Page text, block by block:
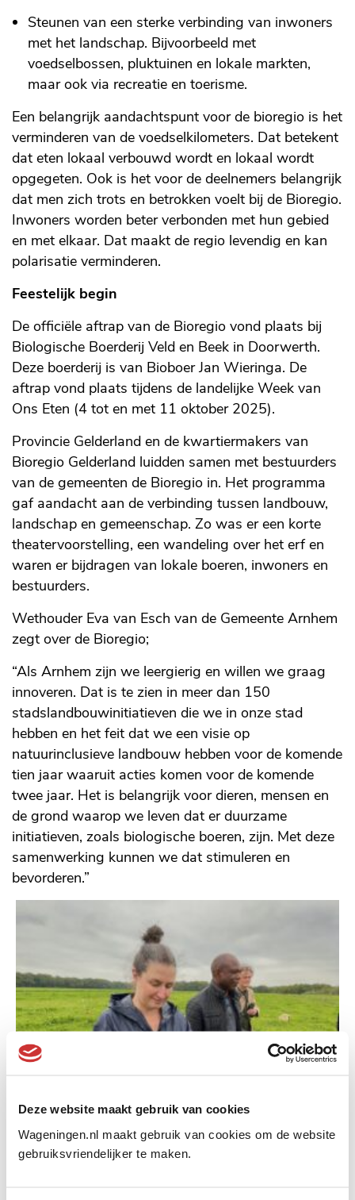
Deze website maakt gebruik van cookies
Wageningen.nl maakt gebruik van cookies om de website
gebruiksvriendelijker te maken.
Steunen van een sterke verbinding van inwoners
met het landschap. Bijvoorbeeld met
voedselbossen, pluktuinen en lokale markten,
maar ook via recreatie en toerisme.
Een belangrijk aandachtspunt voor de bioregio is het
verminderen van de voedselkilometers. Dat betekent
dat eten lokaal verbouwd wordt en lokaal wordt
opgegeten. Ook is het voor de deelnemers belangrijk
dat men zich trots en betrokken voelt bij de Bioregio.
Inwoners worden beter verbonden met hun gebied
en met elkaar. Dat maakt de regio levendig en kan
polarisatie verminderen.
Feestelijk begin
De officiële aftrap van de Bioregio vond plaats bij
Biologische Boerderij Veld en Beek in Doorwerth.
Deze boerderij is van Bioboer Jan Wieringa. De
aftrap vond plaats tijdens de landelijke Week van
Ons Eten (4 tot en met 11 oktober 2025).
Provincie Gelderland en de kwartiermakers van
Bioregio Gelderland luidden samen met bestuurders
van de gemeenten de Bioregio in. Het programma
gaf aandacht aan de verbinding tussen landbouw,
landschap en gemeenschap. Zo was er een korte
theatervoorstelling, een wandeling over het erf en
waren er bijdragen van lokale boeren, inwoners en
bestuurders.
Wethouder Eva van Esch van de Gemeente Arnhem
zegt over de Bioregio;
“Als Arnhem zijn we leergierig en willen we graag
innoveren. Dat is te zien in meer dan 150
stadslandbouwinitiatieven die we in onze stad
hebben en het feit dat we een visie op
natuurinclusieve landbouw hebben voor de komende
tien jaar waaruit acties komen voor de komende
twee jaar. Het is belangrijk voor dieren, mensen en
de grond waarop we leven dat er duurzame
initiatieven, zoals biologische boeren, zijn. Met deze
samenwerking kunnen we dat stimuleren en
bevorderen.”